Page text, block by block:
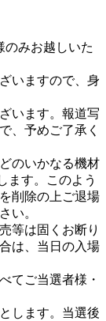
みお越しいた
いますので、身
います。報道写
、予めご了承く
のいかなる機材
ます。このよう
削除の上ご退場
い。
等は固くお断り
は、当日の入場
てご当選者様・
します。当選後